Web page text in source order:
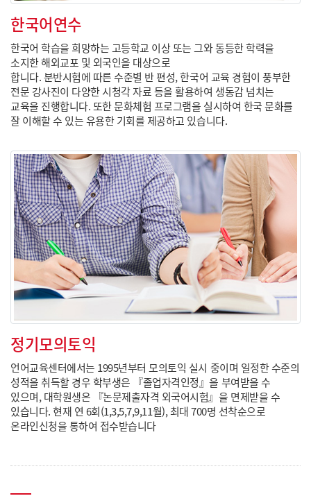
한국어연수
한국어 학습을 희망하는 고등학교 이상 또는 그와 동등한 학력을
소지한 해외교포 및 외국인을 대상으로
합니다. 분반시험에 따른 수준별 반 편성, 한국어 교육 경험이 풍부한
전문 강사진이 다양한 시청각 자료 등을 활용하여 생동감 넘치는
교육을 진행합니다. 또한 문화체험 프로그램을 실시하여 한국 문화를
잘 이해할 수 있는 유용한 기회를 제공하고 있습니다.
정기모의토익
언어교육센터에서는 1995년부터 모의토익 실시 중이며 일정한 수준의
성적을 취득할 경우 학부생은 『졸업자격인정』을 부여받을 수
있으며, 대학원생은 『논문제출자격 외국어시험』을 면제받을 수
있습니다. 현재 연 6회(1,3,5,7,9,11월), 최대 700명 선착순으로
온라인신청을 통하여 접수받습니다